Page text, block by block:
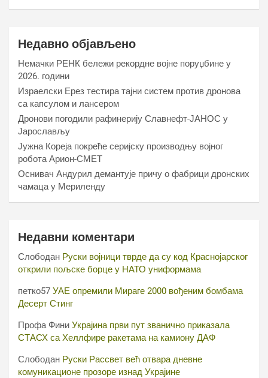
Недавно објављено
Немачки РЕНК бележи рекордне војне поруџбине у
2026. години
Израелски Ерез тестира тајни систем против дронова
са капсулом и лансером
Дронови погодили рафинерију Славнефт-ЈАНОС у
Јарослављу
Јужна Кореја покреће серијску производњу војног
робота Арион-СМЕТ
Оснивач Андурил демантује причу о фабрици дронских
чамаца у Мериленду
Недавни коментари
Слободан Руски војници тврде да су код Краснојарског
открили пољске борце у НАТО униформама
петко57 УАЕ опремили Мираге 2000 вођеним бомбама
Десерт Стинг
Профа Фини Украјина први пут званично приказала
СТАСХ са Хеллфире ракетама на камиону ДАФ
Слободан Руски Рассвет већ отвара дневне
комуникационе прозоре изнад Украјине